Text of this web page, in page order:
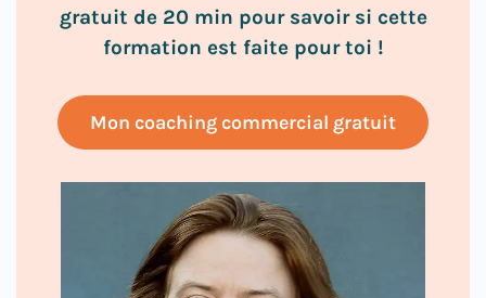
gratuit de 20 min pour savoir si cette
formation est faite pour toi !
Mon coaching commercial gratuit